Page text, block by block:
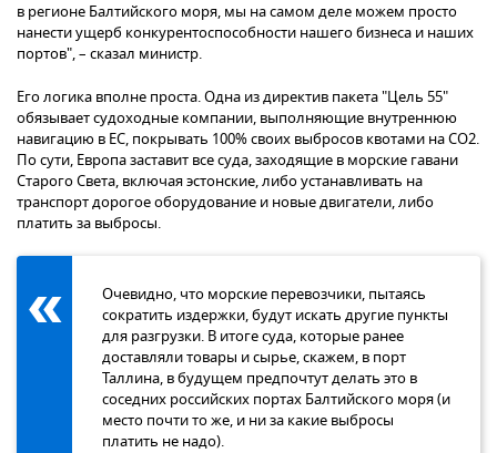
в регионе Балтийского моря, мы на самом деле можем просто
нанести ущерб конкурентоспособности нашего бизнеса и наших
портов", – сказал министр.
Его логика вполне проста. Одна из директив пакета "Цель 55"
обязывает судоходные компании, выполняющие внутреннюю
навигацию в ЕС, покрывать 100% своих выбросов квотами на CO2.
По сути, Европа заставит все суда, заходящие в морские гавани
Старого Света, включая эстонские, либо устанавливать на
транспорт дорогое оборудование и новые двигатели, либо
платить за выбросы.
Очевидно, что морские перевозчики, пытаясь
сократить издержки, будут искать другие пункты
для разгрузки. В итоге суда, которые ранее
доставляли товары и сырье, скажем, в порт
Таллина, в будущем предпочтут делать это в
соседних российских портах Балтийского моря (и
место почти то же, и ни за какие выбросы
платить не надо).